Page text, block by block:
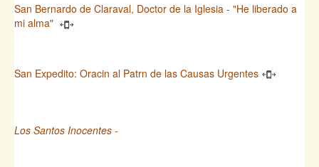
San Bernardo de Claraval, Doctor de la Iglesia - "He liberado a
mi alma"
San Expedito: Oracin al Patrn de las Causas Urgentes
Los Santos Inocentes -